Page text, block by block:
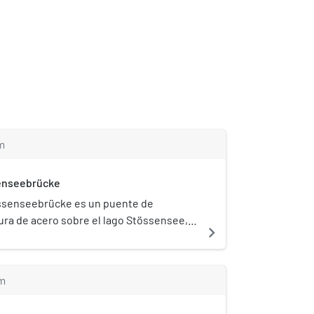
es un puente de
de acero sobre el lago Stössensee,
navigate_next